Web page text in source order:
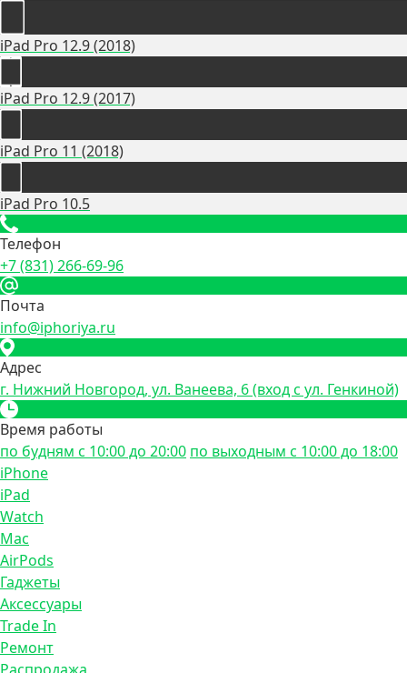
iPad Pro 12.9 (2018)
iPad Pro 12.9 (2017)
iPad Pro 11 (2018)
iPad Pro 10.5
Телефон
+7 (831) 266-69-96
Почта
info@iphoriya.ru
Адрес
г. Нижний Новгород, ул. Ванеева, 6 (вход с ул. Генкиной)
Время работы
по будням с 10:00 до 20:00 по выходным с 10:00 до 18:00
iPhone
iPad
Watch
Mac
AirPods
Гаджеты
Аксессуары
Trade In
Ремонт